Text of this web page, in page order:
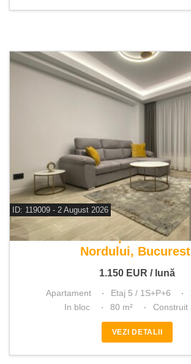
ID: 119009 - 2 August 2026
De inchiriat apartament 2
Nordului,
1.150 EUR / lună
Apartament Etaj 5 / 1S+P+6
In bloc
80 m² Construit
VEZI DETALII